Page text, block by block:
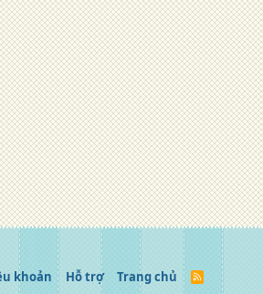
khoản Hỗ trợ Trang chủ
R